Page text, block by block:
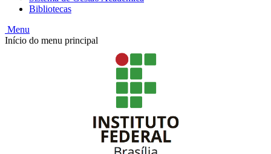
Bibliotecas
Menu
Início do menu principal